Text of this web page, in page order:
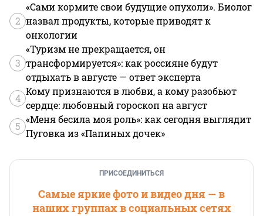
2
«Сами кормите свои будущие опухоли». Биолог
назвал продукты, которые приводят к
онкологии
3
«Туризм не прекращается, он
трансформируется»: как россияне будут
отдыхать в августе — ответ эксперта
4
Кому признаются в любви, а кому разобьют
сердце: любовный гороскоп на август
5
«Меня бесила моя роль»: как сегодня выглядит
Пуговка из «Папиных дочек»
ПРИСОЕДИНИТЬСЯ
Самые яркие фото и видео дня — в
наших группах в социальных сетях